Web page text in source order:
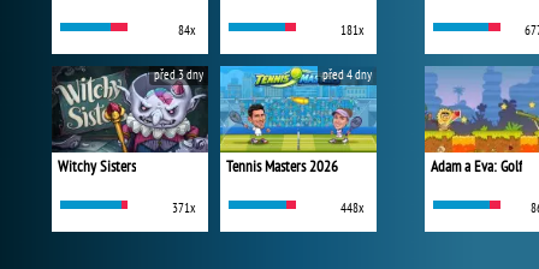
84x 181x
Witchy Sisters
371x
před 3 dny
Tennis Masters 2026
448x
před 4 dny
Adam a Eva: Golf